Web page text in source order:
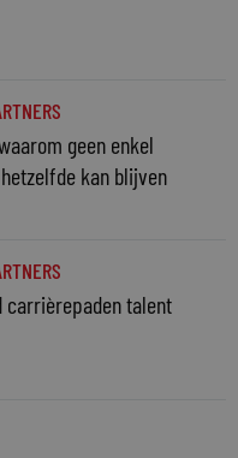
geen enkel
kan blijven
carrièrepaden talent